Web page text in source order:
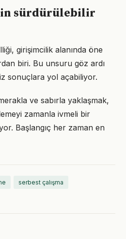
sürdürülebilir
girişimcilik alanında öne
biri. Bu unsuru göz ardı
sonuçlara yol açabiliyor.
ve sabırla yaklaşmak,
zamanla ivmeli bir
Başlangıç her zaman en
serbest çalışma